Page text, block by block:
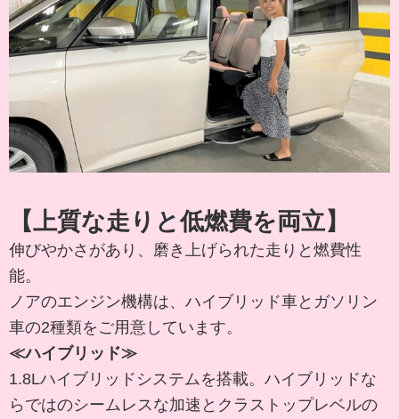
【上質な走りと低燃費を両立】
伸びやかさがあり、磨き上げられた走りと燃費性
能。
ノアのエンジン機構は、ハイブリッド車とガソリン
車の2種類をご用意しています。
≪ハイブリッド≫
1.8Lハイブリッドシステムを搭載。ハイブリッドな
らではのシームレスな加速とクラストップレベルの